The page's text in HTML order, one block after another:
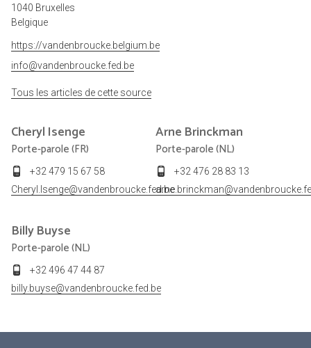
1040 Bruxelles
Belgique
https://vandenbroucke.belgium.be
info@vandenbroucke.fed.be
Tous les articles de cette source
Cheryl Isenge
Porte-parole (FR)
+32 479 15 67 58
Cheryl.Isenge@vandenbroucke.fed.be
Arne Brinckman
Porte-parole (NL)
+32 476 28 83 13
BillyBuyse
Porte-parole (NL)
+32 496 47 44 87
billy.buyse@vandenbroucke.fed.be